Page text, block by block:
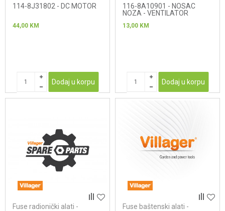
114-8J31802 - DC MOTOR
44,00 KM
Dodaj u korpu
116-8A10901 - NOSAC
NOZA - VENTILATOR
13,00 KM
Dodaj u korpu
Fuse radionički alati -
Fuse baštenski alati -